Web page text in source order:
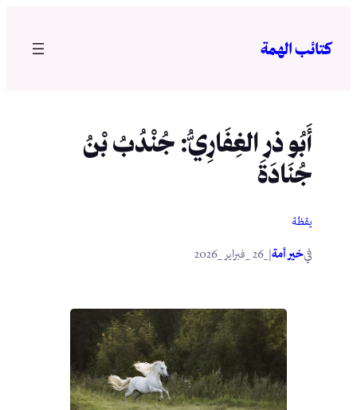
المحتوى
كتائب الهمة
أَبُو ذر الغِفَارِيُّ: جُنْدُبُ بْنُ
جُنَادَةَ
يقظة
فيخير أمة